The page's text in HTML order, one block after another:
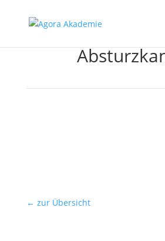
← zur Übersicht